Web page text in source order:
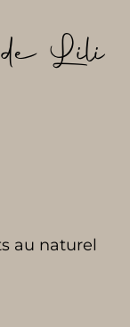
de Lili
au naturel